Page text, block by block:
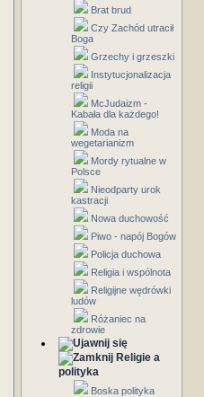
Brat brud
Czy Zachód utracił
Boga
Grzechy i grzeszki
Instytucjonalizacja
religii
McJudaizm -
Kabała dla każdego!
Moda na
wegetarianizm
Mordy rytualne w
Polsce
Nieodparty urok
kastracji
Nowa duchowość
Piwo - napój Bogów
Policja duchowa
Religia i wspólnota
Religijne wędrówki
ludów
Różaniec na
zdrowie
Religie a
polityka
Boska polityka